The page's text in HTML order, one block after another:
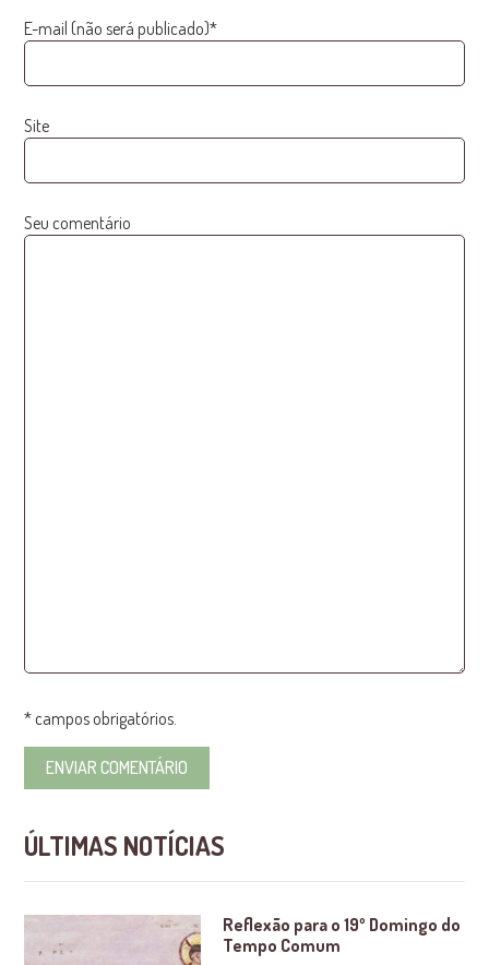
E-mail (não será publicado)*
Site
Seu comentário
* campos obrigatórios.
ÚLTIMAS NOTÍCIAS
Reflexão para o 19º Domingo do
Tempo Comum